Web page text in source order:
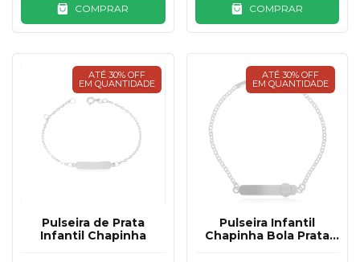
COMPRAR COMPRAR
ATÉ 30% OFF
EM QUANTIDADE
Pulseira de Prata
Infantil Chapinha
ATÉ 30% OFF
EM QUANTIDADE
Pulseira Infantil
Chapinha Bola Prata